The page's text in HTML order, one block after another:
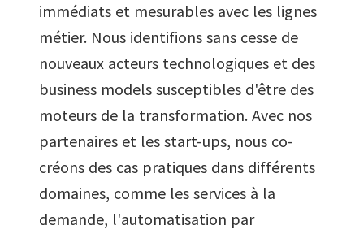
immédiats et mesurables avec les lignes
métier. Nous identifions sans cesse de
nouveaux acteurs technologiques et des
business models susceptibles d'être des
moteurs de la transformation. Avec nos
partenaires et les start-ups, nous co-
créons des cas pratiques dans différents
domaines, comme les services à la
demande, l'automatisation par